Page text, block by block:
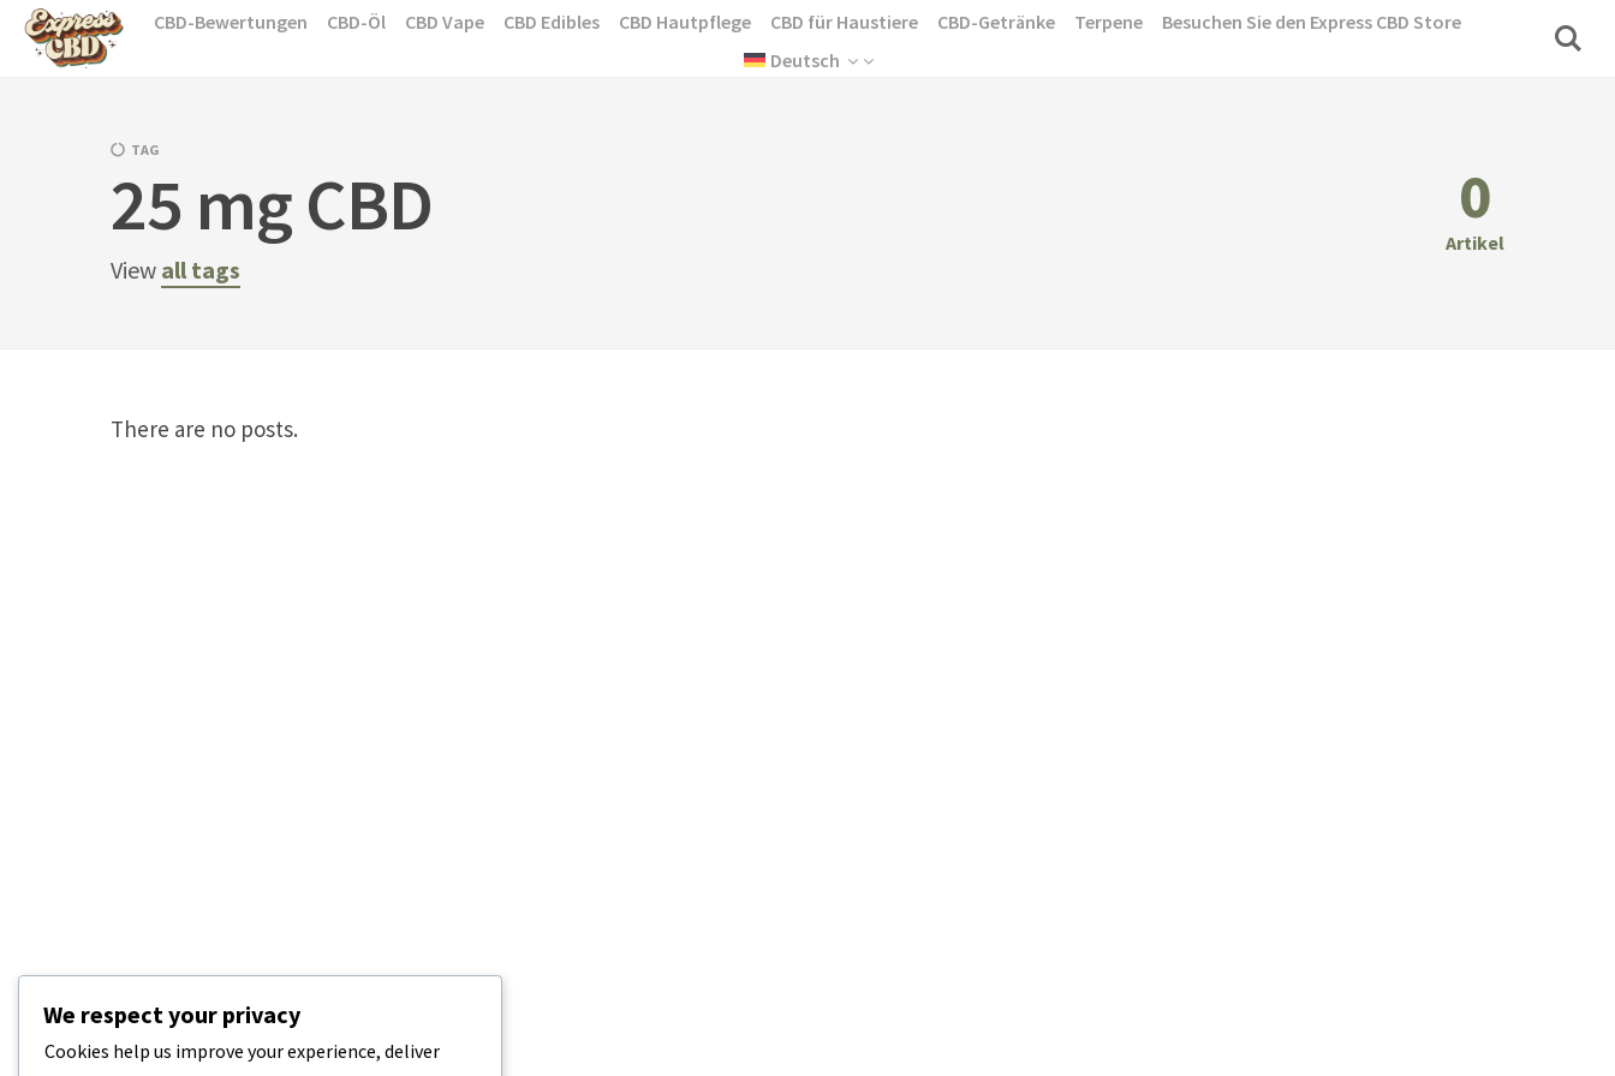
Skip
CBD-Bewertungen CBD-Öl CBD Vape CBD Edibles CBD Hautpflege CBD für Haustiere CBD-Getränke Terpene
Besuchen Sie den Express CBD Store
Deutsch
TAG
25 mg CBD
View all tags
0
Artikel
There are no posts.
We respect your privacy
Cookies help us improve your experience, deliver